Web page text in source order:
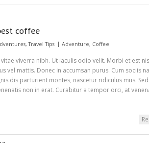
coffee
,Travel Tips Adventure, Coffee
viverra nibh. Ut iaculis odio velit. Morbi et est
vel mattis. Donec in accumsan purus. Cum sociis
dis parturient montes, nascetur ridiculus mus.
non in erat. Curabitur a tempor orci, at